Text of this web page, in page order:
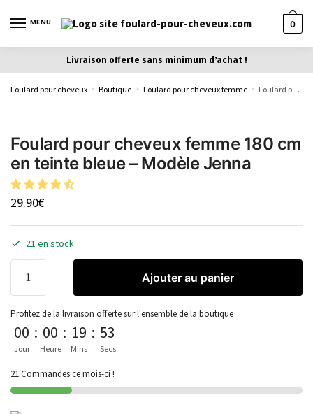
MENU 0
Livraison offerte sans minimum d’achat !
Foulard pour cheveux » Boutique » Foulard pour cheveux femme » Foulard pour cheveux femme 180 cm en teinte bleue – Modèle Jenna
Foulard pour cheveux femme 180 cm
en teinte bleue – Modèle Jenna
29.90€
21 en stock
Ajouter au panier
Profitez de la livraison offerte sur l'ensemble de la boutique
00
Jour
: 00
Heure
: 19
Mins
: 53
Secs
21 Commandes ce mois-ci !